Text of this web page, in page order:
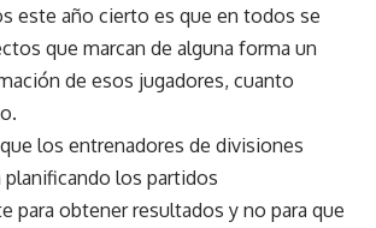
este año cierto es que en todos se
que marcan de alguna forma un
de esos jugadores, cuanto
los entrenadores de divisiones
los partidos
para obtener resultados y no para que